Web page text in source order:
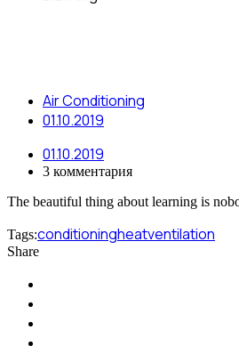
Air Conditioning
01.10.2019
01.10.2019
3 комментария
The beautiful thing about learning is
Tags:conditioningheatventilation
Share